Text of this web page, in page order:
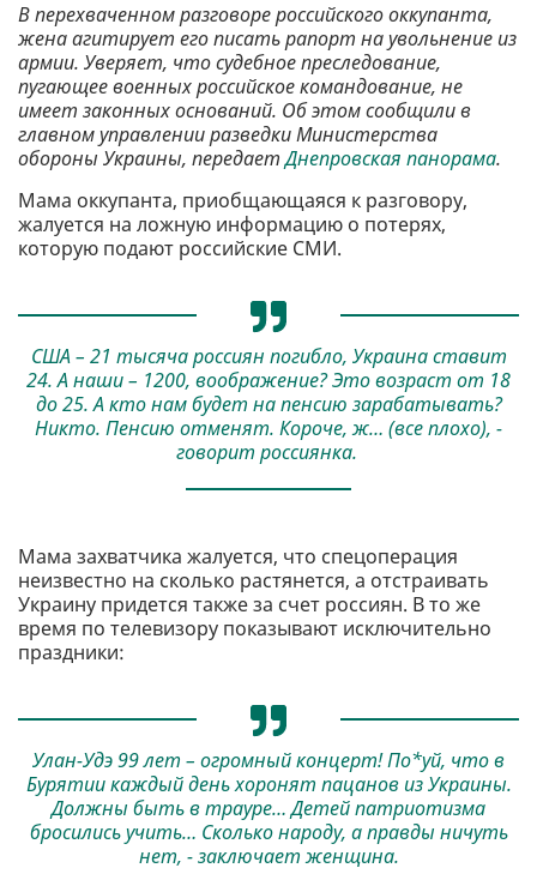
В перехваченном разговоре российского оккупанта,
жена агитирует его писать рапорт на увольнение из
армии. Уверяет, что судебное преследование,
пугающее военных российское командование, не
имеет законных оснований. Об этом сообщили в
главном управлении разведки Министерства
обороны Украины, передаетДнепровская панорама.
Мама оккупанта, приобщающаяся к разговору,
жалуется на ложную информацию о потерях,
которую подают российские СМИ.
США – 21 тысяча россиян погибло, Украина ставит
24. А наши – 1200, воображение? Это возраст от 18
до 25. А кто нам будет на пенсию зарабатывать?
Никто. Пенсию отменят. Короче, ж… (все плохо), -
говорит россиянка.
Мама захватчика жалуется, что спецоперация
неизвестно на сколько растянется, а отстраивать
Украину придется также за счет россиян. В то же
время по телевизору показывают исключительно
праздники:
Улан-Удэ 99 лет – огромный концерт! По*уй, что в
Бурятии каждый день хоронят пацанов из Украины.
Должны быть в трауре… Детей патриотизма
бросились учить… Сколько народу, а правды ничуть
нет, - заключает женщина.